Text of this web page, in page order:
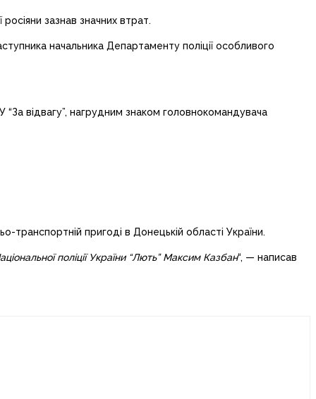
зазнав значних втрат.
начальника Департаменту поліції особливого
“За відвагу”, нагрудним знаком головнокомандувача
пригоді в Донецькій області України.
поліції України “Лють” Максим Казбан“, — написав